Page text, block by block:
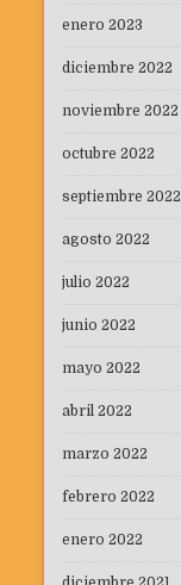
enero 2023
diciembre 2022
noviembre 2022
octubre 2022
septiembre 2022
agosto 2022
julio 2022
junio 2022
mayo 2022
abril 2022
marzo 2022
febrero 2022
enero 2022